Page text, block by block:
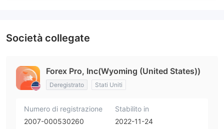
Società collegate
Forex Pro, Inc(Wyoming (United States))
Deregistrato Stati Uniti
Numero di registrazione
2007-000530260
Stabilito in
2022-11-24